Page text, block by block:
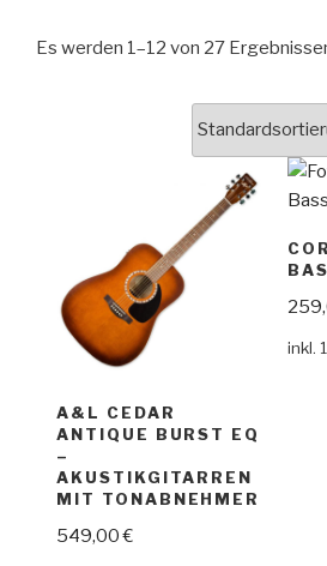
Es werden 1–12 von 27
A&L CEDAR
ANTIQUE BURST EQ
–
AKUSTIKGITARREN
MIT TONABNEHMER
549,00€
inkl.